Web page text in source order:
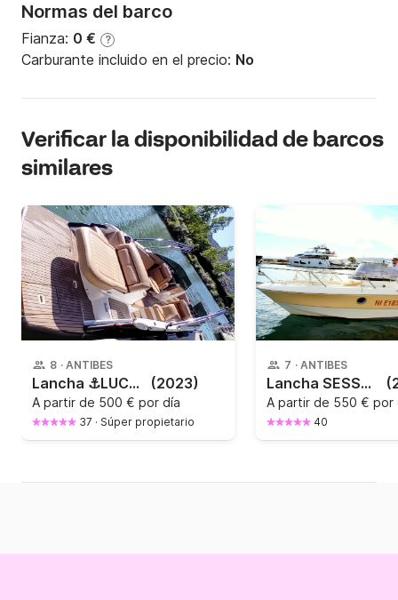
Normas del barco
Fianza: 0 € ?
Carburante incluido en el precio: No
Verificar la disponibilidad de barcos
similares
8 · ANTIBES
Lancha ⚓️LUCKY BOAT CANNES⚓️ LUXE 2025 320CV (2023)
A partir de 500 € por día
37 · Súper propietario
7 · ANTIBES
Lancha SESSA MARINE KEY LARGO 26 225CV
A partir de 550 € por
40